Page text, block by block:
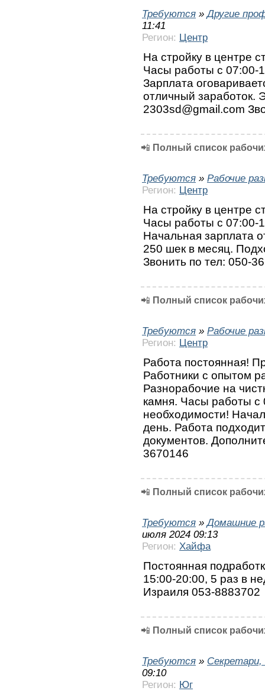
Требуются »Другие
11:41
Регион: Центр
На стройку в центре
Часы работы с 07:00-
Зарплата
отличный заработок.
2303sd@gmail.com
📲 Полный список
Требуются » Рабочие
Регион: Центр
На стройку в центре
Часы работы с 07:00-
Начальная зарплата
250 шек в месяц.
Звонить по тел: 050-
📲 Полный список
Требуются » Рабочие
Регион: Центр
Работа постоянная!
Работники с опытом
Разнорабочие на
камня. Часы работы
необходимости!
день. Работа
документов.
3670146
📲 Полный список
Требуются »Домашние
июля 2024 09:13
Регион: Хайфа
Постоянная
15:00-20:00, 5 раз в
Израиля 053-8883702
📲 Полный список
Требуются »
09:10
Регион: Юг